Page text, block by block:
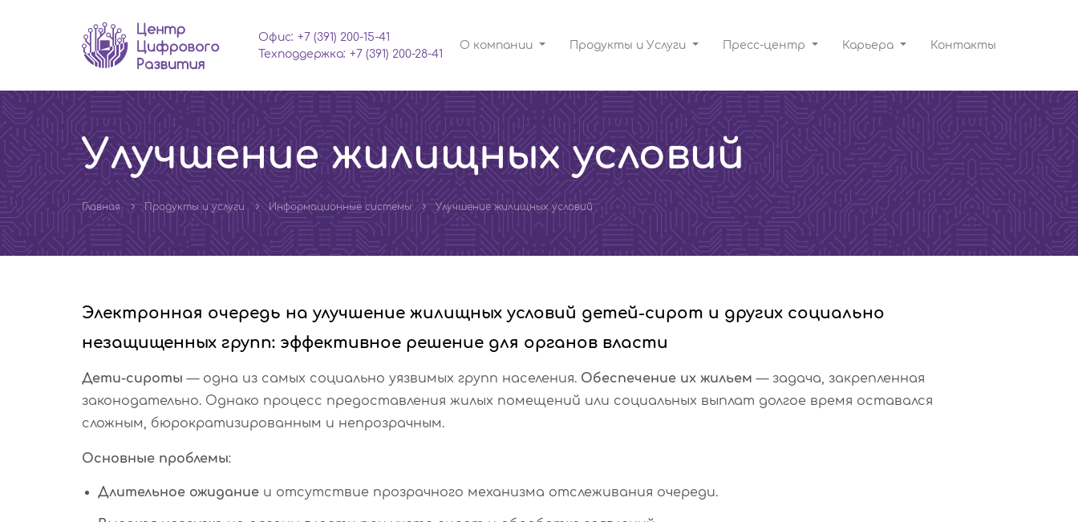
Офис: +7 (391) 200-15-41
Техподдержка: +7 (391) 200-28-41
О компании Продукты и Услуги Пресс-центр Карьера Контакты
Улучшение жилищных условий
Главная Продукты и услуги Информационные системы Улучшение жилищных условий
Электронная очередь на улучшение жилищных условий детей-сирот и других социально
незащищенных групп: эффективное решение для органов власти
Дети-сироты — одна из самых социально уязвимых групп населения. Обеспечение их жильем — задача, закрепленная
законодательно. Однако процесс предоставления жилых помещений или социальных выплат долгое время оставался
сложным, бюрократизированным и непрозрачным.
Основные проблемы:
Длительное ожидание и отсутствие прозрачного механизма отслеживания очереди.